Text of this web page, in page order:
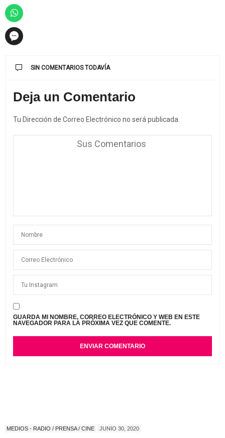
SIN COMENTARIOS TODAVÍA
Deja un Comentario
Tu Dirección de Correo Electrónico no será publicada.
GUARDA MI NOMBRE, CORREO ELECTRÓNICO Y WEB EN ESTE
NAVEGADOR PARA LA PRÓXIMA VEZ QUE COMENTE.
MEDIOS - RADIO / PRENSA / CINE JUNIO 30, 2020